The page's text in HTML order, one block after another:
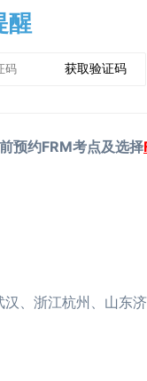
醒
获取验证码
预约FRM考点及选择
、浙江杭州、山东